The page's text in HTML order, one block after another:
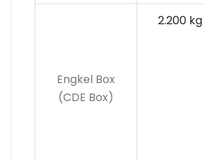
Engkel Box
(CDE Box)
2.200 kg